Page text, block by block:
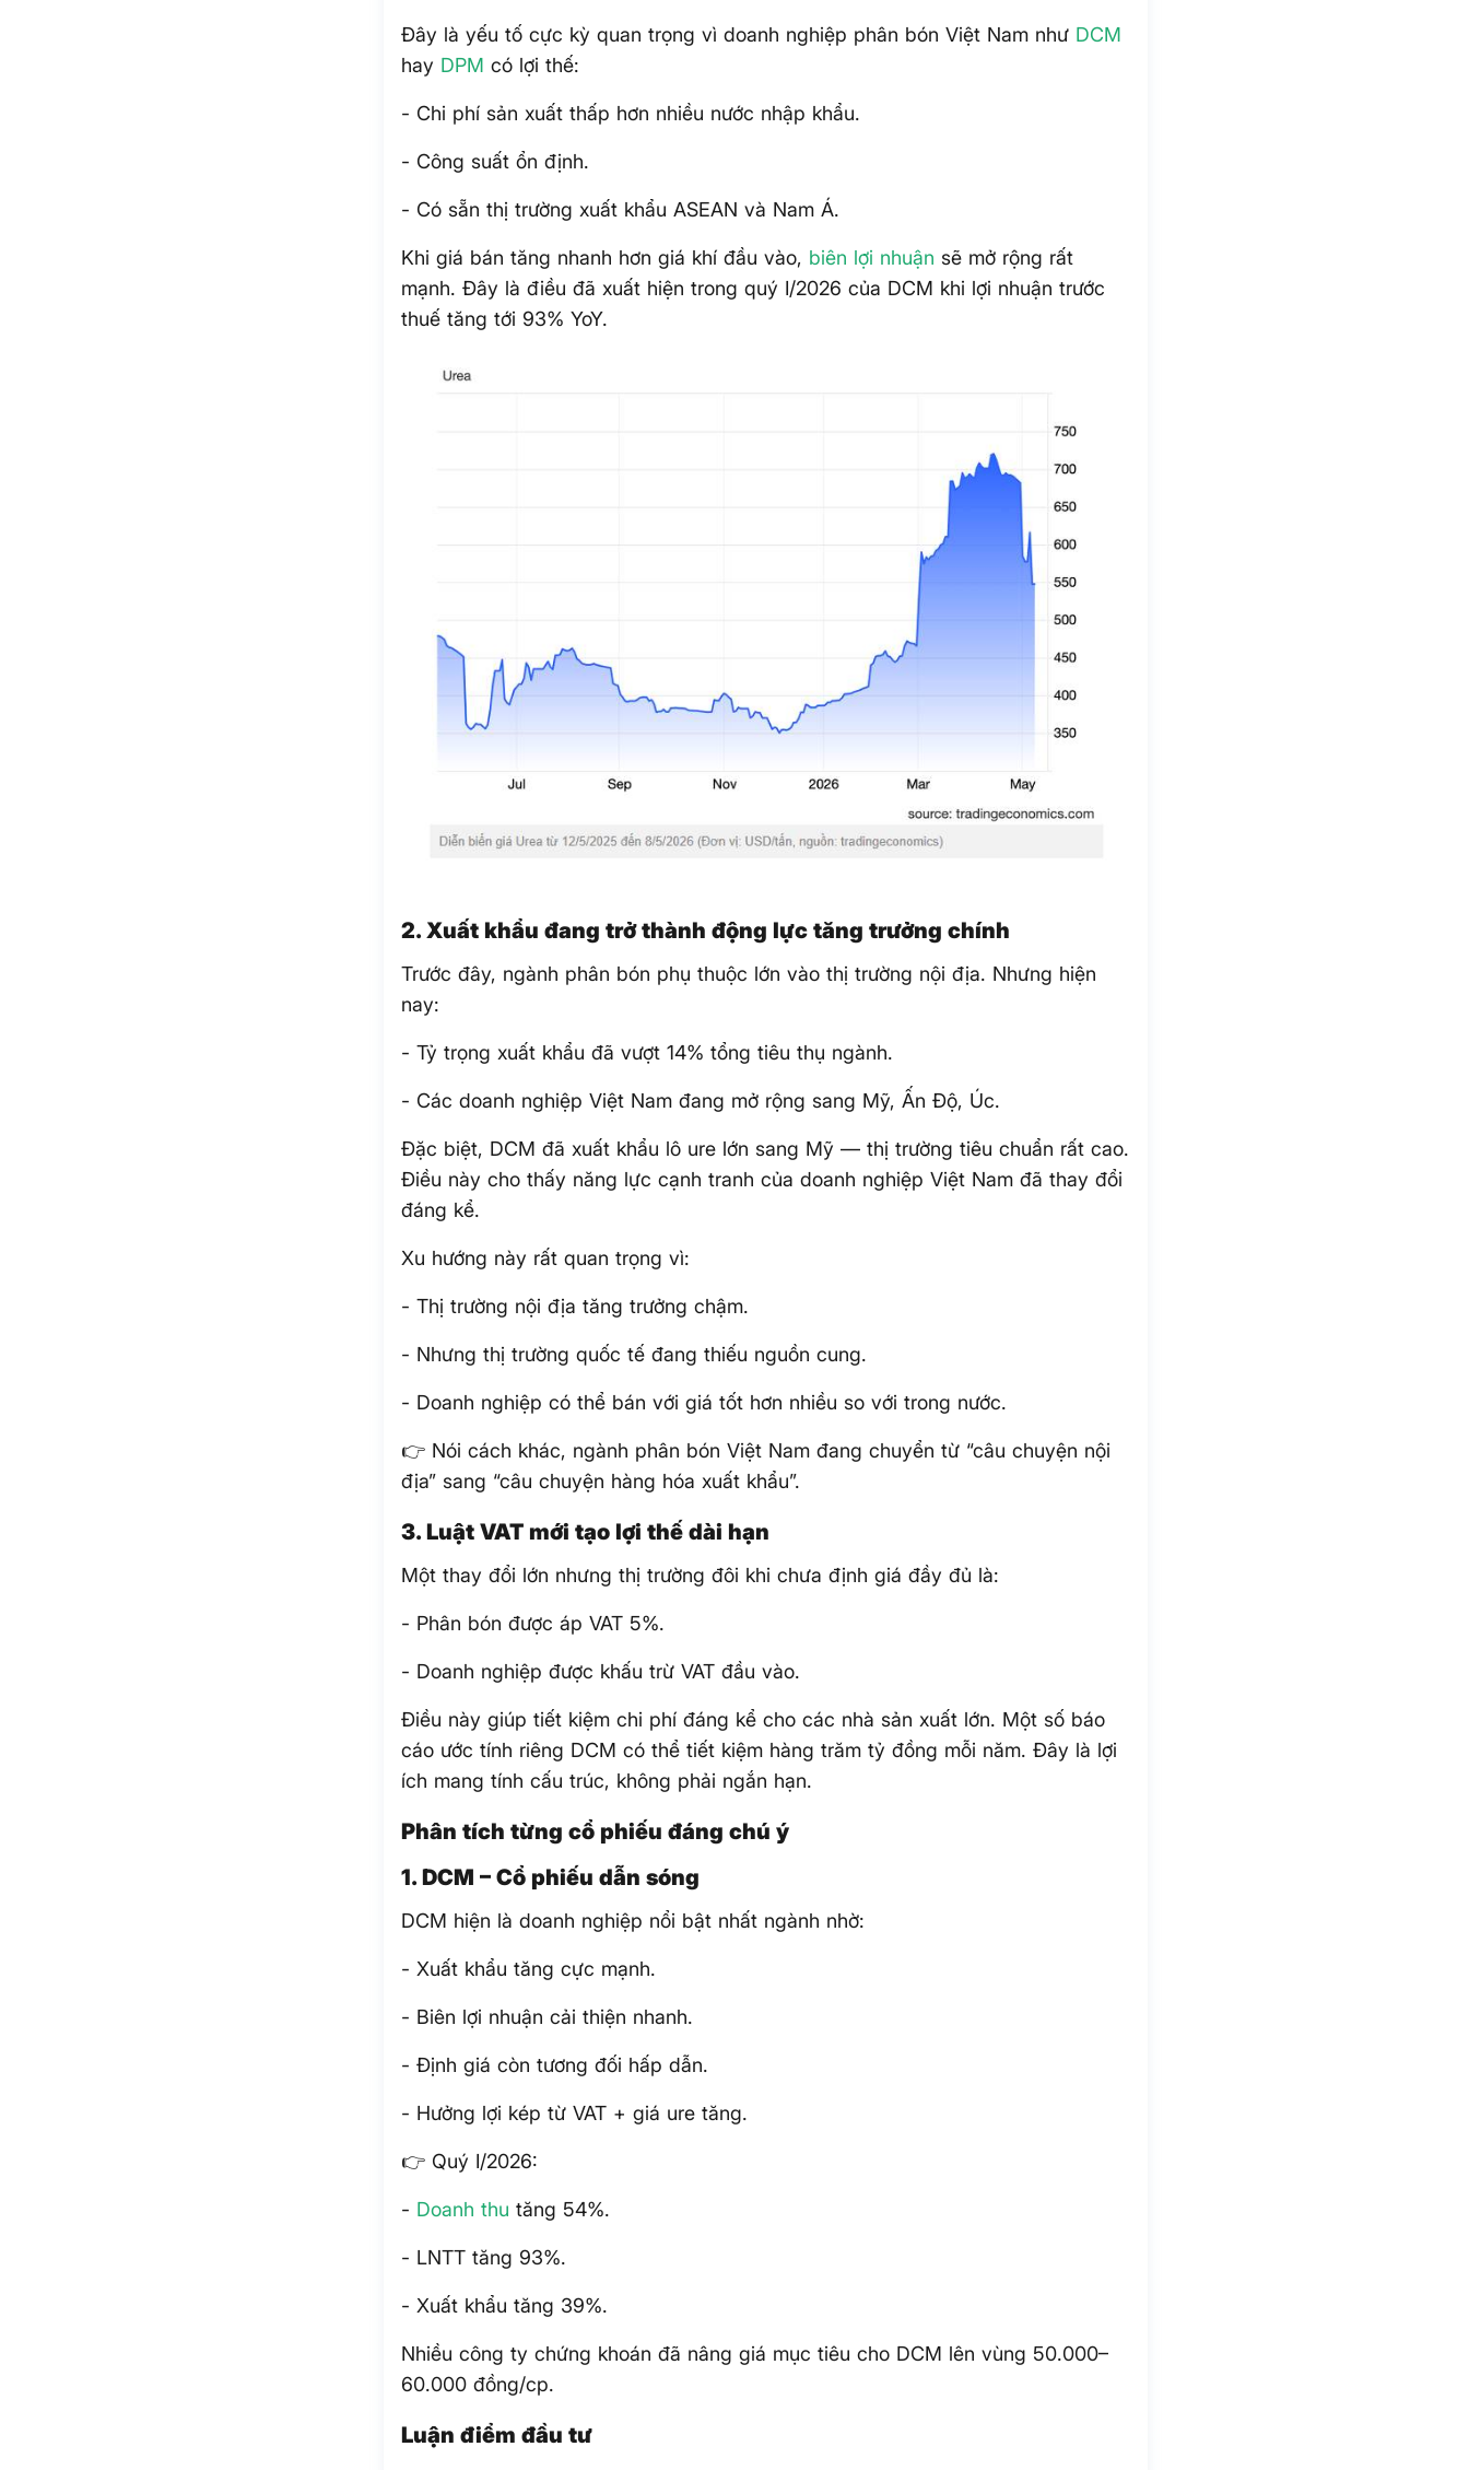
Đây là yếu tố cực kỳ quan trọng vì doanh nghiệp phân bón Việt Nam như DCM
hay DPM có lợi thế:
- Chi phí sản xuất thấp hơn nhiều nước nhập khẩu.
- Công suất ổn định.
- Có sẵn thị trường xuất khẩu ASEAN và Nam Á.
Khi giá bán tăng nhanh hơn giá khí đầu vào, biên lợi nhuận sẽ mở rộng rất
mạnh. Đây là điều đã xuất hiện trong quý I/2026 của DCM khi lợi nhuận trước
thuế tăng tới 93% YoY.
2. Xuất khẩu đang trở thành động lực tăng trưởng chính
Trước đây, ngành phân bón phụ thuộc lớn vào thị trường nội địa. Nhưng hiện
nay:
- Tỷ trọng xuất khẩu đã vượt 14% tổng tiêu thụ ngành.
- Các doanh nghiệp Việt Nam đang mở rộng sang Mỹ, Ấn Độ, Úc.
Đặc biệt, DCM đã xuất khẩu lô ure lớn sang Mỹ — thị trường tiêu chuẩn rất cao.
Điều này cho thấy năng lực cạnh tranh của doanh nghiệp Việt Nam đã thay đổi
đáng kể.
Xu hướng này rất quan trọng vì:
- Thị trường nội địa tăng trưởng chậm.
- Nhưng thị trường quốc tế đang thiếu nguồn cung.
- Doanh nghiệp có thể bán với giá tốt hơn nhiều so với trong nước.
👉 Nói cách khác, ngành phân bón Việt Nam đang chuyển từ “câu chuyện nội
địa” sang “câu chuyện hàng hóa xuất khẩu”.
3. Luật VAT mới tạo lợi thế dài hạn
Một thay đổi lớn nhưng thị trường đôi khi chưa định giá đầy đủ là:
- Phân bón được áp VAT 5%.
- Doanh nghiệp được khấu trừ VAT đầu vào.
Điều này giúp tiết kiệm chi phí đáng kể cho các nhà sản xuất lớn. Một số báo
cáo ước tính riêng DCM có thể tiết kiệm hàng trăm tỷ đồng mỗi năm. Đây là lợi
ích mang tính cấu trúc, không phải ngắn hạn.
Phân tích từng cổ phiếu đáng chú ý
1. DCM – Cổ phiếu dẫn sóng
DCM hiện là doanh nghiệp nổi bật nhất ngành nhờ:
- Xuất khẩu tăng cực mạnh.
- Biên lợi nhuận cải thiện nhanh.
- Định giá còn tương đối hấp dẫn.
- Hưởng lợi kép từ VAT + giá ure tăng.
👉 Quý I/2026:
- Doanh thu tăng 54%.
- LNTT tăng 93%.
- Xuất khẩu tăng 39%.
Nhiều công ty chứng khoán đã nâng giá mục tiêu cho DCM lên vùng 50.000–
60.000 đồng/cp.
Luận điểm đầu tư